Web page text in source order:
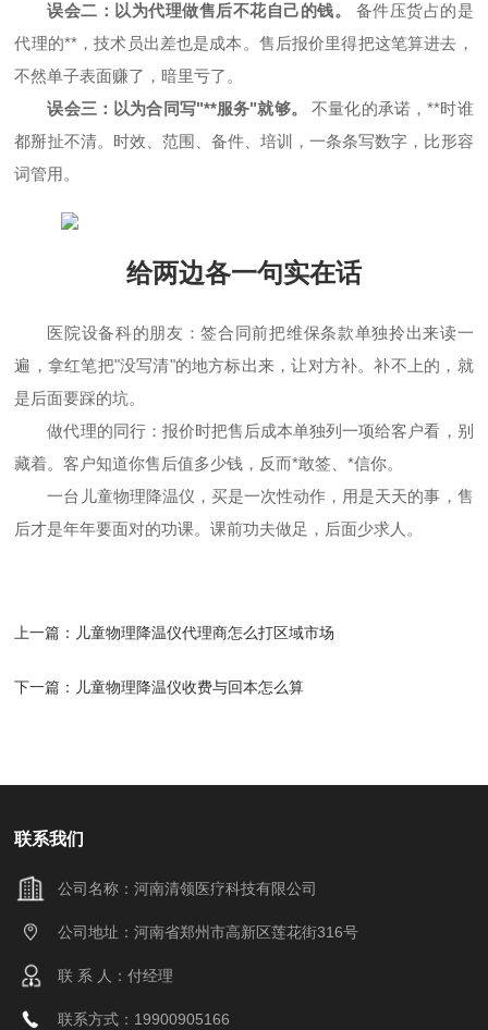
误会二：以为代理做售后不花自己的钱。
备件压货占的是
代理的**，技术员出差也是成本。售后报价里得把这笔算进去，
不然单子表面赚了，暗里亏了。
误会三：以为合同写"**服务"就够。
不量化的承诺，**时谁
都掰扯不清。时效、范围、备件、培训，一条条写数字，比形容
词管用。
给两边各一句实在话
医院设备科的朋友：签合同前把维保条款单独拎出来读一
遍，拿红笔把"没写清"的地方标出来，让对方补。补不上的，就
是后面要踩的坑。
做代理的同行：报价时把售后成本单独列一项给客户看，别
藏着。客户知道你售后值多少钱，反而*敢签、*信你。
一台儿童物理降温仪，买是一次性动作，用是天天的事，售
后才是年年要面对的功课。课前功夫做足，后面少求人。
上一篇： 儿童物理降温仪代理商怎么打区域市场
下一篇： 儿童物理降温仪收费与回本怎么算
联系我们
公司名称：河南清领医疗科技有限公司
公司地址：河南省郑州市高新区莲花街316号
联 系 人：付经理
联系方式：19900905166